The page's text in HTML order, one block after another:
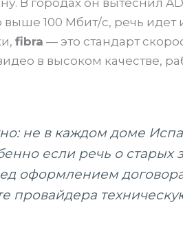
выше 100 Мбит/с, речь
fibra — это стандарт
в высоком качестве,
не в каждом доме
если речь о старых
оформлением
провайдера